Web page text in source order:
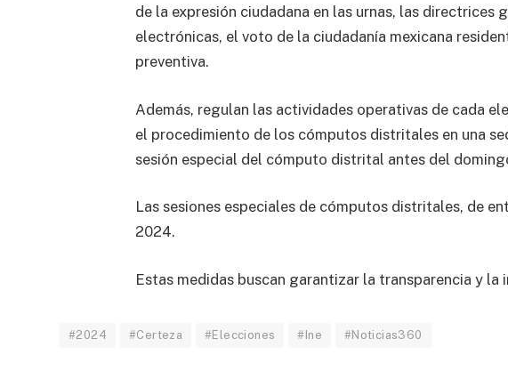
de la expresión ciudadana en las urnas, las
electrónicas, el voto de la ciudadanía mexicana
preventiva.
Además, regulan las actividades operativas de cada
el procedimiento de los cómputos distritales en una
sesión especial del cómputo distrital antes del
Las sesiones especiales de cómputos distritales, de
2024.
Estas medidas buscan garantizar la transparencia y
#2024 #Certeza #Elecciones #Ine #Noticias360